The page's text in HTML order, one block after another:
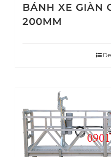
BÁNH XE GIÀN
200MM